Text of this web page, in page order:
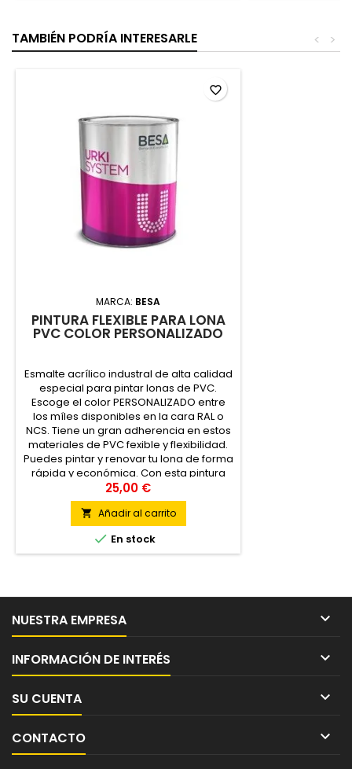
TAMBIÉN PODRÍA INTERESARLE >
<
MARCA: BESA
PINTURA FLEXIBLE PARA LONA
PVC COLOR PERSONALIZADO
Esmalte acrílico industral de alta calidad
especial para pintar lonas de PVC.
Escoge el color PERSONALIZADO entre
los míles disponibles en la cara RAL o
NCS. Tiene un gran adherencia en estos
materiales de PVC fexible y flexibilidad.
Puedes pintar y renovar tu lona de forma
rápida y económica. Con esta pintura
podrás pintar: - Piscinas de lona de PVC
-...
25,00 €
 Añadir al carrito
 En stock
favorite_border
NUESTRA EMPRESA 
INFORMACIÓN DE INTERÉS 
SU CUENTA 
CONTACTO 